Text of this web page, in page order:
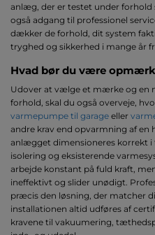
anlæg, der er testet under forhold
også adgang til professionel
dækker de forhold, dit system
tryghed og sikkerhed i mange år
Hvad bør du være
Udover at vælge et mærke og en
forhold, skal du også overveje,
varmepumpe til garage eller
andre krav end opvarmning af en
anlægget dimensioneres korrekt i
isolering og eksisterende
arbejde konstant på fuld kraft,
ineffektivt og slider unødigt.
præcis den løsning, der matcher
installationen altid udføres af
kravene til vakuumering,